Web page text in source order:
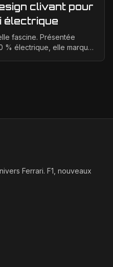
clivant pour
électrique
fascine. Présentée
% électrique, elle marque
Ferrari. F1, nouveaux